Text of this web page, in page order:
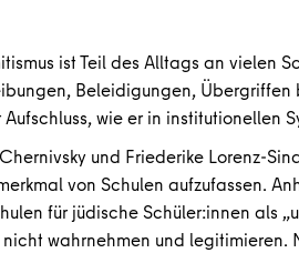
ist Teil des Alltags an vielen
Beleidigungen, Übergriffen
wie er in institutionellen
und Friederike Lorenz-
von Schulen aufzufassen.
für jüdische Schüler:innen als
nicht wahrnehmen und